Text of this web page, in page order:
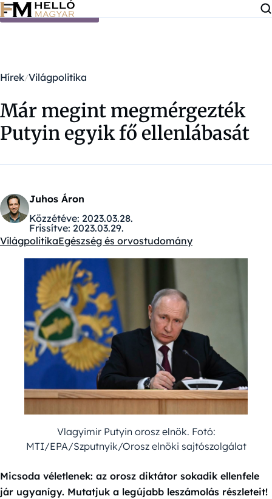
Ugrás a tartalomra
Hírek Világpolitika
Már megint megmérgezték
Putyin egyik fő ellenlábasát
Juhos Áron
Közzétéve: 2023.03.28.
Frissítve: 2023.03.29.
Kategóriák:
VilágpolitikaEgészség és orvostudomány
Vlagyimir Putyin orosz elnök. Fotó:
MTI/EPA/Szputnyik/Orosz elnöki sajtószolgálat
Micsoda véletlenek: az orosz diktátor sokadik ellenfele
jár ugyanígy. Mutatjuk a legújabb leszámolás részleteit!